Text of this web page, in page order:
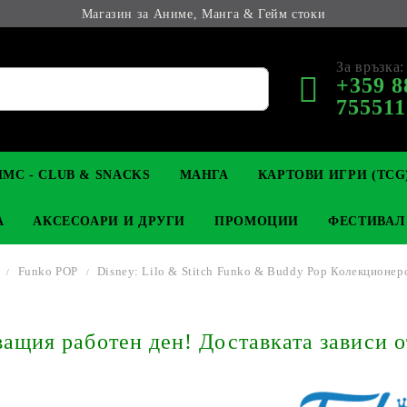
Магазин за Аниме, Манга & Гейм стоки
За връзка:
+359
КОЛЕКЦИОНЕРСКИ
YU-GI-OH! TCG
- CLUB & SNACKS МАНГА
LIGHT NOVEL
КАРТОВИ ИГРИ
MAGIC: THE GATHERING
АНИМЕ ФИГУРКИ
АКСЕСОАРИ И ДРУГИ
КЛЮЧОДЪРЖАТЕЛИ
ПРОМОЦИИ
Funko POP Disney: Lilo & Stitch Funko & Buddy Pop
работен ден! Доставката зависи